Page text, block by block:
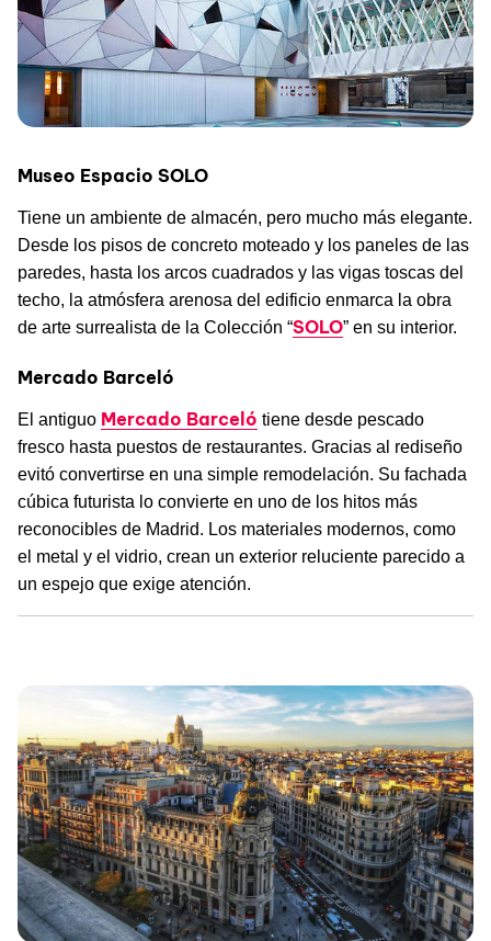
Museo Espacio SOLO
Tiene un ambiente de almacén, pero mucho más elegante.
Desde los pisos de concreto moteado y los paneles de las
paredes, hasta los arcos cuadrados y las vigas toscas del
techo, la atmósfera arenosa del edificio enmarca la obra
de arte surrealista de la Colección “SOLO” en su interior.
Mercado Barceló
El antiguo Mercado Barceló tiene desde pescado
fresco hasta puestos de restaurantes. Gracias al rediseño
evitó convertirse en una simple remodelación. Su fachada
cúbica futurista lo convierte en uno de los hitos más
reconocibles de Madrid. Los materiales modernos, como
el metal y el vidrio, crean un exterior reluciente parecido a
un espejo que exige atención.